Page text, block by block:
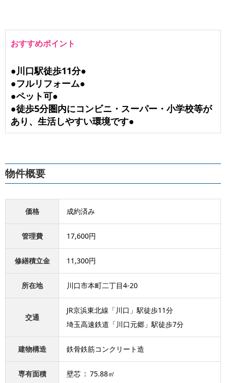
おすすめポイント
●川口駅徒歩11分●
●フルリフォーム●
●ペット可●
●徒歩5分圏内にコンビニ・スーパー・小学校等が
あり、生活しやすい環境です●
物件概要
価格 成約済み
管理費 17,600円
修繕積立金 11,300円
所在地 川口市本町二丁目4-20
交通
JR京浜東北線「川口」駅徒歩11分
埼玉高速鉄道「川口元郷」駅徒歩7分
建物構造 鉄骨鉄筋コンクリート造
専有面積 壁芯 : 75.88㎡